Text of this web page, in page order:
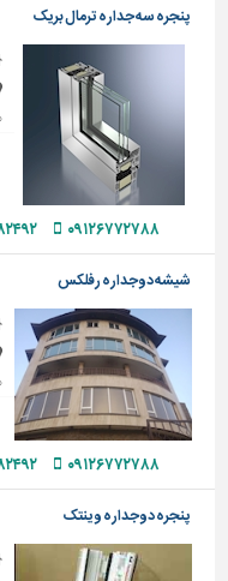
ساز
ساختمان
شهرسازی،
ترافیک
سازه
پنجره سه جداره ترمال بریک
۰۹۱۲۶۷۷۲۷۸۸
شیشه دوجداره رفلکس
۰۹۱۲۶۷۷۲۷۸۸
پنجره دوجداره وینتک